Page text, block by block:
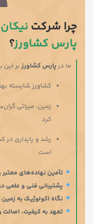
چرا شرکت
پارس کشاورز؟
ما درپارس کشاورزبر این
کشاورز شایسته
زمین، میراثی
کرد
رشد و پایداری در
است
تأمین نهاده‌های
پشتیبانی فنی و علمی
نگاه اکولوژیک به
تعهد به کیفیت، اصالت